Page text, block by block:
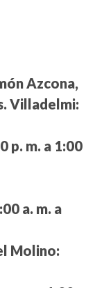
Azcona,
Villadelmi:
p. m. a 1:00
a. m. a
Molino: